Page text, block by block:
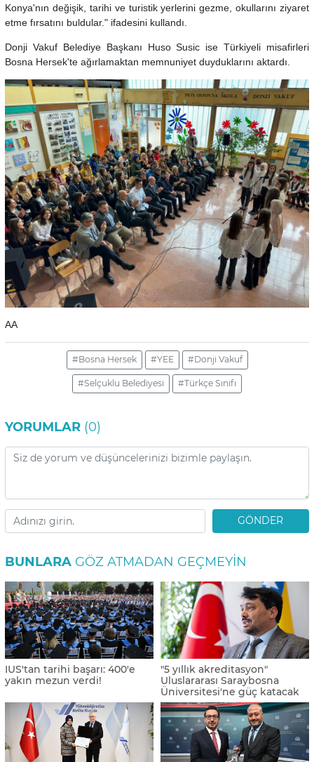
Konya'nın değişik, tarihi ve turistik yerlerini gezme, okullarını ziyaret
etme fırsatını buldular." ifadesini kullandı.
Donji Vakuf Belediye Başkanı Huso Susic ise Türkiyeli misafirleri
Bosna Hersek'te ağırlamaktan memnuniyet duyduklarını aktardı.
AA
#Bosna Hersek #YEE #Donji Vakuf
#Selçuklu Belediyesi #Türkçe Sınıfı
YORUMLAR (0)
GÖNDER
BUNLARA GÖZ ATMADAN GEÇMEYIN
IUS'tan tarihi başarı: 400'e
yakın mezun verdi!
"5 yıllık akreditasyon"
Uluslararası Saraybosna
Üniversitesi'ne güç katacak